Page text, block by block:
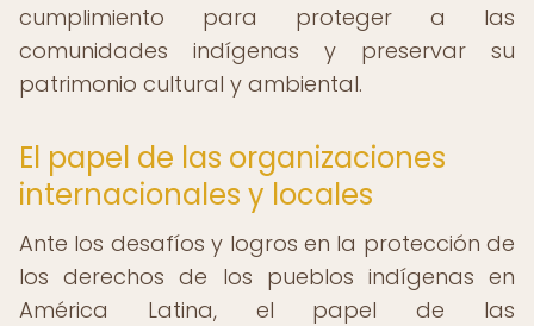
cumplimiento para proteger a las
comunidades indígenas y preservar su
patrimonio cultural y ambiental.
El papel de las organizaciones
internacionales y locales
Ante los desafíos y logros en la protección de
los derechos de los pueblos indígenas en
América Latina, el papel de las